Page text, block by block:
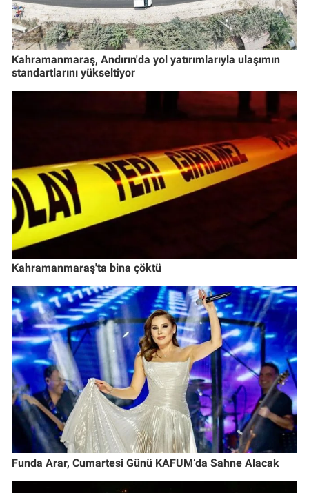
Kahramanmaraş, Andırın'da yol yatırımlarıyla ulaşımın
standartlarını yükseltiyor
Kahramanmaraş'ta bina çöktü
Funda Arar, Cumartesi Günü KAFUM’da Sahne Alacak